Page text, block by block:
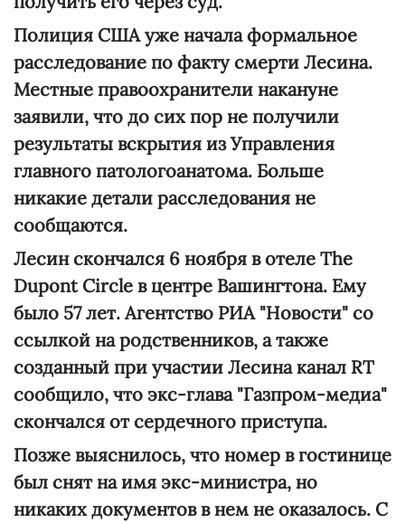
Полиция США уже начала формальное
расследование по факту смерти Лесина.
Местные правоохранители накануне
заявили, что до сих пор не получили
результаты вскрытия из Управления
главного патологоанатома. Больше
никакие детали расследования не
сообщаются.
Лесин скончался 6 ноября в отеле The
Dupont Circle в центре Вашингтона. Ему
было 57 лет. Агентство РИА "Новости" со
ссылкой на родственников, а также
созданный при участии Лесина канал RT
сообщило, что экс-глава "Газпром-медиа"
скончался от сердечного приступа.
Позже выяснилось, что номер в гостинице
был снят на имя экс-министра, но
никаких документов в нем не оказалось. С